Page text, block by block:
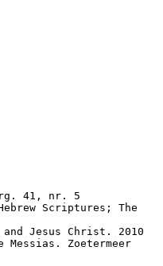
41, nr. 5
Scriptures; The
Jesus Christ. 2010
Messias. Zoetermeer